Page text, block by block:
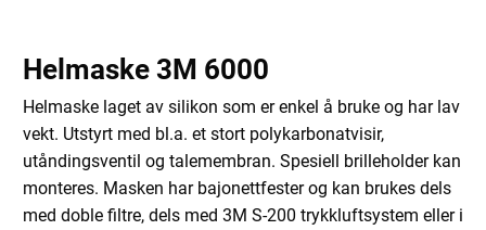
Helmaske 3M 6000
Helmaske laget av silikon som er enkel å bruke og har lav
vekt. Utstyrt med bl.a. et stort polykarbonatvisir,
utåndingsventil og talemembran. Spesiell brilleholder kan
monteres. Masken har bajonettfester og kan brukes dels
med doble filtre, dels med 3M S-200 trykkluftsystem eller i